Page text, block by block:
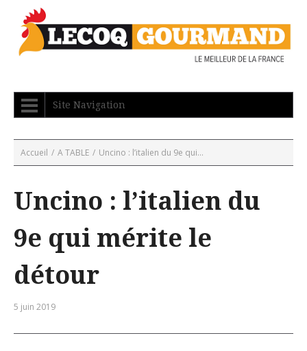
Site Navigation
Accueil / A TABLE / Uncino : l’italien du 9e qui...
Uncino : l’italien du
9e qui mérite le
détour
5 juin 2019